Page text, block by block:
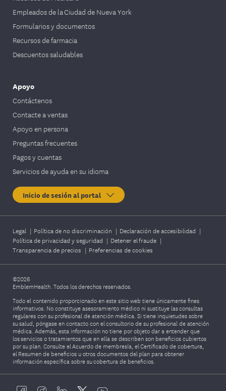
Empleados de la Ciudad de Nueva York
Formularios y documentos
Recursos de farmacia
Descuentos saludables
Apoyo
Contáctenos
Contacte a ventas
Apoyo en persona
Preguntas frecuentes
Pagos y cuentas
Servicios de ayuda en su idioma
Inicio de sesión al portal
Legal | Política de no discriminación | Declaración de accesibilidad |
Política de privacidad y seguridad | Detener el fraude |
Transparencia de precios | Preferencias de cookies
©2026
EmblemHealth. Todos los derechos reservados.
Todo el contenido proporcionado en este sitio web tiene únicamente fines
informativos. No constituye asesoramiento médico ni sustituye las consultas
regulares con su profesional de atención médica. Si tiene inquietudes sobre
su salud, póngase en contacto con el consultorio de su profesional de atención
médica. Además, esta información no tiene por objeto dar a entender que
los servicios o tratamientos que en ella se describen son beneficios cubiertos
por su plan. Consulte el Acuerdo de membresía, el Certificado de cobertura,
el Resumen de beneficios u otros documentos del plan para obtener
información específica sobre su cobertura de beneficios.